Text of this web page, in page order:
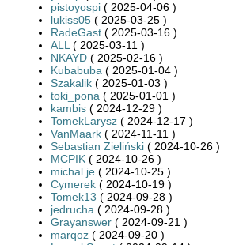
pistoyospi ( 2025-04-06 )
lukiss05 ( 2025-03-25 )
RadeGast ( 2025-03-16 )
ALL ( 2025-03-11 )
NKAYD ( 2025-02-16 )
Kubabuba ( 2025-01-04 )
Szakalik ( 2025-01-03 )
toki_pona ( 2025-01-01 )
kambis ( 2024-12-29 )
TomekLarysz ( 2024-12-17 )
VanMaark ( 2024-11-11 )
Sebastian Zieliński ( 2024-10-26 )
MCPIK ( 2024-10-26 )
michal.je ( 2024-10-25 )
Cymerek ( 2024-10-19 )
Tomek13 ( 2024-09-28 )
jedrucha ( 2024-09-28 )
Grayanswer ( 2024-09-21 )
marqoz ( 2024-09-20 )